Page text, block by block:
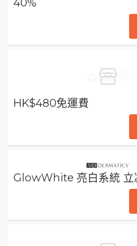
HK$480免運費
GlowWhite 亮白系統 立